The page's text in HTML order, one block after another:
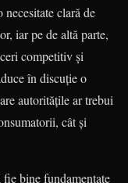
clară de
iar pe de altă parte,
competitiv și
în discuție o
autoritățile ar trebui
cât și
bine fundamentate